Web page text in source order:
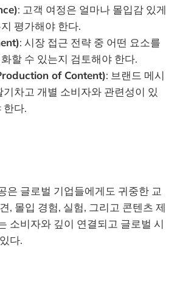
: 고객 여정은 얼마나 몰입감 있게
평가해야 한다.
: 시장 접근 전략 중 어떤 요소를
할 수 있는지 검토해야 한다.
of Content): 브랜드 메시
기차고 개별 소비자와 관련성이 있
한다.
은 글로벌 기업들에게도 귀중한 교
, 몰입 경험, 실험, 그리고 콘텐츠 제
소비자와 깊이 연결되고 글로벌 시
다.